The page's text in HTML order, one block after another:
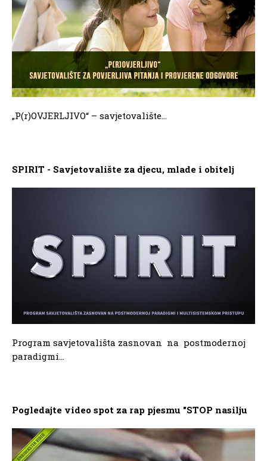
„P(r)OVJERLJIVO“ – savjetovalište...
SPIRIT - Savjetovalište za djecu, mlade i obitelj
Program savjetovališta zasnovan na postmodernoj
paradigmi...
Pogledajte video spot za rap pjesmu "STOP nasilju